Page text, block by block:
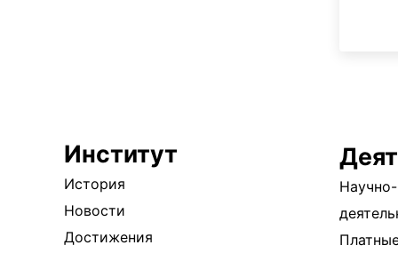
Институт
История
Новости
Достижения